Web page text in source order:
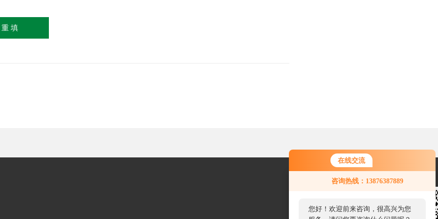
在线交流
咨询热线：13876387889
您好！欢迎前来咨询，很高兴为您